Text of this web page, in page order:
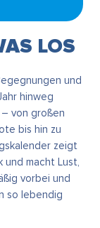
LOS
und
hinweg
von großen
bis hin zu
zeigt
macht Lust,
vorbei und
so lebendig